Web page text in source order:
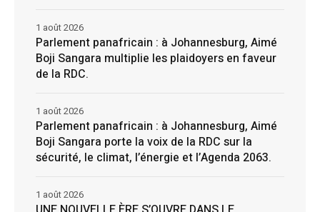
Parlement panafricain : à Johannesburg, Aimé
Boji Sangara multiplie les plaidoyers en faveur
de la RDC.
1 août 2026
Parlement panafricain : à Johannesburg, Aimé
Boji Sangara porte la voix de la RDC sur la
sécurité, le climat, l’énergie et l’Agenda 2063.
1 août 2026
1 août 2026